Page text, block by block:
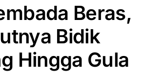
Beras,
Bidik
Hingga Gula